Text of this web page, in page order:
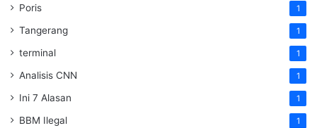
Poris 1
Tangerang 1
terminal 1
Analisis CNN 1
Ini 7 Alasan 1
BBM Ilegal 1